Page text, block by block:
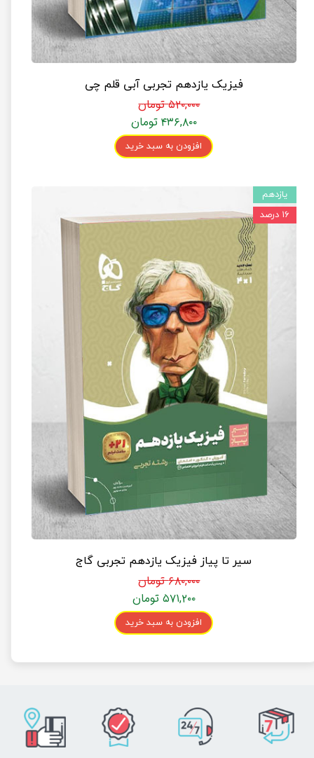
فیزیک یازدهم تجربی آبی قلم چی
۵۲۰,۰۰۰ تومان
۴۳۶,۸۰۰ تومان
افزودن به سبد خرید
سیر تا پیاز فیزیک یازدهم تجربی گاج
۶۸۰,۰۰۰ تومان
۵۷۱,۲۰۰ تومان
افزودن به سبد خرید
یازدهم
۱۶ درصد